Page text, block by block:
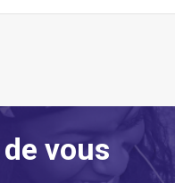
vous